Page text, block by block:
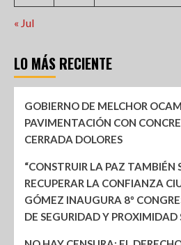
« Jul
LO MÁS RECIENTE
GOBIERNO DE MELCHOR
PAVIMENTACIÓN CON
CERRADA DOLORES
“CONSTRUIR LA PAZ TAMBIÉN
RECUPERAR LA CONFIANZA
GÓMEZ INAUGURA 8º
DE SEGURIDAD Y PROXIMIDAD